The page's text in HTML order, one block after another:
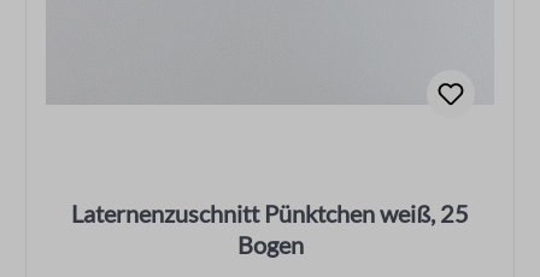
Laternenzuschnitt Pünktchen weiß, 25
Bogen